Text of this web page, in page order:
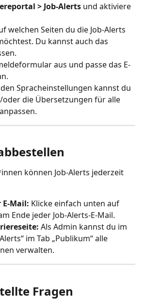
> Job-Alerts und aktiviere
welchen Seiten du die Job-Alerts
Du kannst auch das
aus und passe das E-
Spracheinstellungen kannst du
oder die Übersetzungen für alle
können Job-Alerts jederzeit
Mail: Klicke einfach unten auf
Ende jeder Job-Alerts-E-Mail.
Als Admin kannst du im
im Tab „Publikum“ alle
verwalten.
Fragen